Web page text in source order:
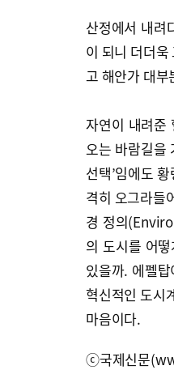
산정에서 내려
이 되니 더더
고 해안가 대
자연이 내려준
오는 바람길을
선택’임에도
격히 오그라들
경 정의
의 도시를 어
있을까. 에펠
혁신적인 도시
마음이다.
ⓒ국제신문